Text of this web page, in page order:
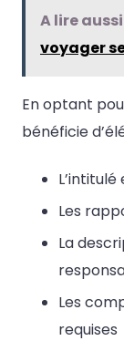
A lire aussi
voyager
En optant
bénéficie
Les
La
Les
requises